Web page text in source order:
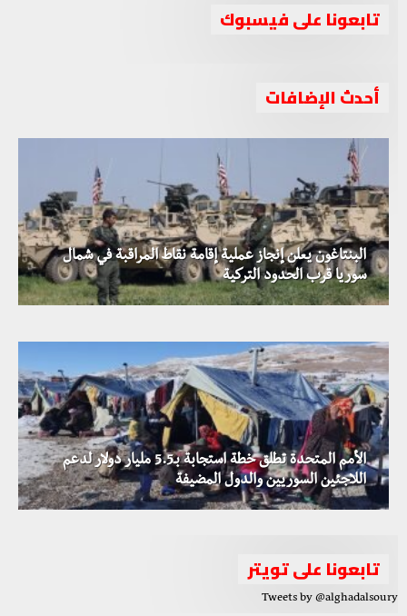
تابعونا على فيسبوك
أحدث الإضافات
البنتاغون يعلن إنجاز عملية إقامة نقاط المراقبة في شمال
سوريا قرب الحدود التركية
استمرار العمليات ضد داعش في دير الزور بالتزامن مع العثور
على سبع مقابر جماعية قرب البوكمال
الأمم المتحدة تطلق خطة استجابة بـ5.5 مليار دولار لدعم
اللاجئين السوريين والدول المضيفة
التحالف الدولي يعلن عن بقاء قواته في الجزيرة السورية لحين
تشكيل قوات أمن داخلية
تابعونا على تويتر
Tweets by @alghadalsoury